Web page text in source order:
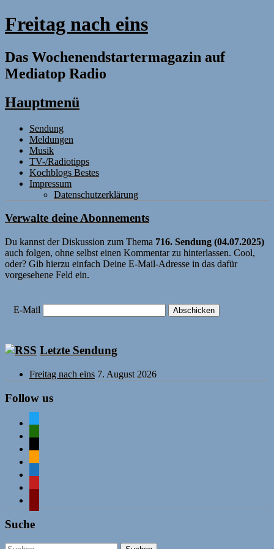
Freitag nach eins
Das Wochenendstartermagazin auf
Mediatop Radio
Hauptmenü
Zum
Inhalt
springen
Sendung
Meldungen
Musik
TV-/Radiotipps
Kochblogs Bestes
Impressum
Datenschutzerklärung
Verwalte deine Abonnements
Du kannst der Diskussion zum Thema 716. Sendung (04.07.2025)
auch folgen, ohne selbst einen Kommentar zu hinterlassen. Cool,
oder? Gib hierzu einfach Deine E-Mail-Adresse in das dafür
vorgesehene Feld ein.
E-Mail
Letzte Sendung
Freitag nach eins 7. August 2026
Follow us
Suche